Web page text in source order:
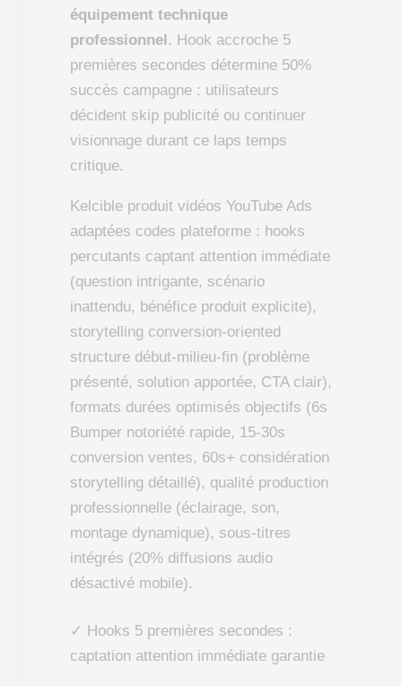
équipement technique
professionnel. Hook accroche 5
premières secondes détermine 50%
succès campagne : utilisateurs
décident skip publicité ou continuer
visionnage durant ce laps temps
critique.
Kelcible produit vidéos YouTube Ads
adaptées codes plateforme : hooks
percutants captant attention immédiate
(question intrigante, scénario
inattendu, bénéfice produit explicite),
storytelling conversion-oriented
structure début-milieu-fin (problème
présenté, solution apportée, CTA clair),
formats durées optimisés objectifs (6s
Bumper notoriété rapide, 15-30s
conversion ventes, 60s+ considération
storytelling détaillé), qualité production
professionnelle (éclairage, son,
montage dynamique), sous-titres
intégrés (20% diffusions audio
désactivé mobile).
✓ Hooks 5 premières secondes :
captation attention immédiate garantie